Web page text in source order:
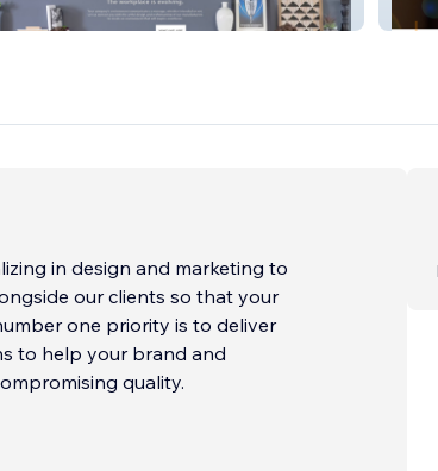
Arkansas
in design and marketing to
our clients so that your
one priority is to deliver
to help your brand and
quality.